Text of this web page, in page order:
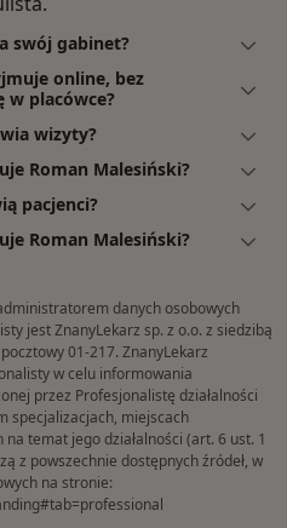
swój gabinet?
online, bez
w placówce?
wizyty?
Roman Malesiński?
pacjenci?
Roman Malesiński?
danych osobowych
jest ZnanyLekarz sp. z o.o. z siedzibą
01-217. ZnanyLekarz
w celu informowania
przez Profesjonalistę działalności
specjalizacjach, miejscach
temat jego działalności (art. 6 ust. 1
z powszechnie dostępnych źródeł, w
na stronie: